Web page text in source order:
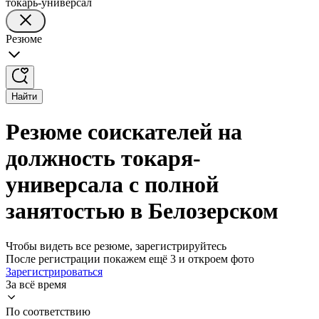
токарь-универсал
Резюме
Найти
Резюме соискателей на
должность токаря-
универсала с полной
занятостью в Белозерском
Чтобы видеть все резюме, зарегистрируйтесь
После регистрации покажем ещё 3 и откроем фото
Зарегистрироваться
За всё время
По соответствию